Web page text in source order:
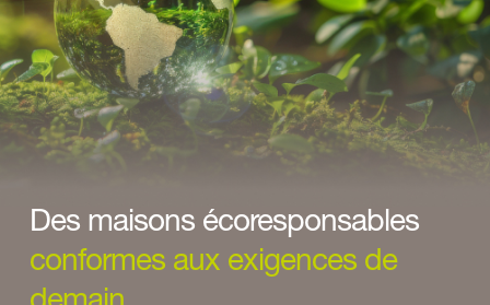
Des maisons écoresponsables
conformes aux exigences de